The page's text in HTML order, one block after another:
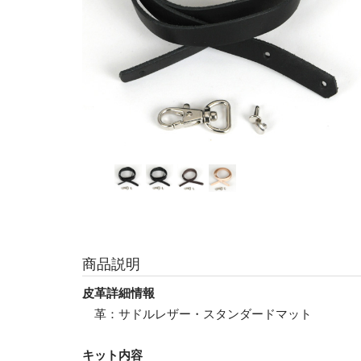
商品説明
皮革詳細情報
革：サドルレザー・スタンダードマット
キット内容